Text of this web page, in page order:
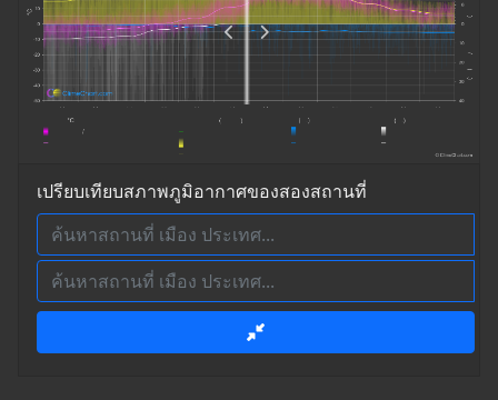
เปรียบเทียบสภาพภูมิอากาศของสองสถานที่